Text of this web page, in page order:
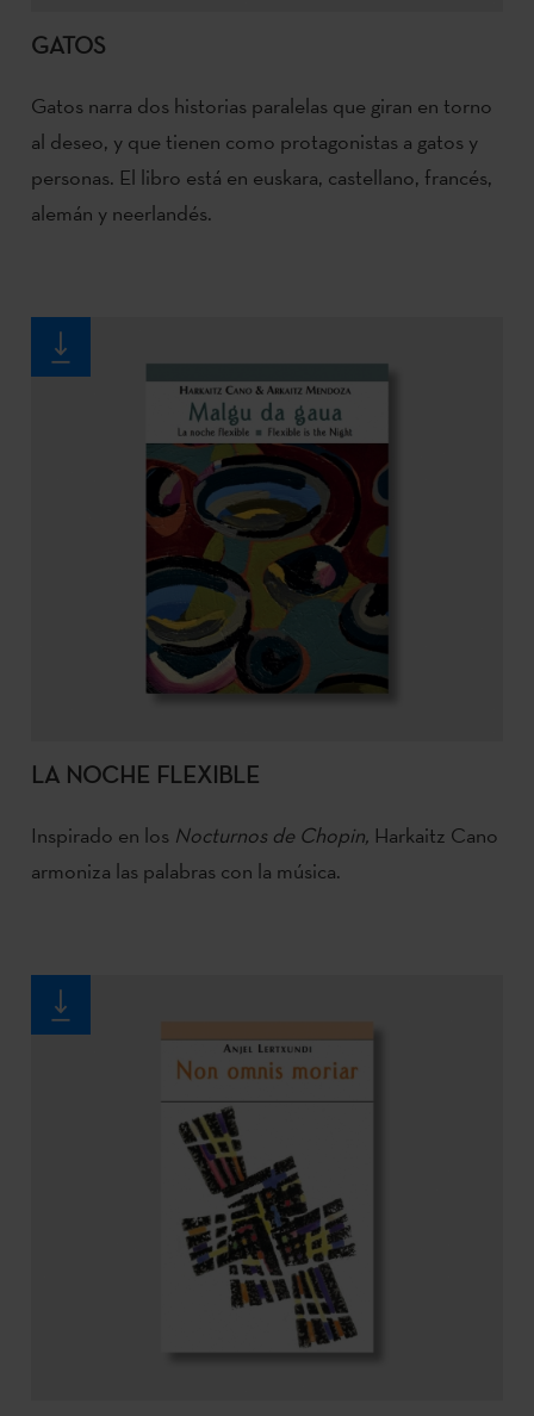
GATOS
Gatos narra dos historias paralelas que giran en torno
al deseo, y que tienen como protagonistas a gatos y
personas. El libro está en euskara, castellano, francés,
alemán y neerlandés.
LA NOCHE FLEXIBLE
Inspirado en los Nocturnos de Chopin, Harkaitz Cano
armoniza las palabras con la música.